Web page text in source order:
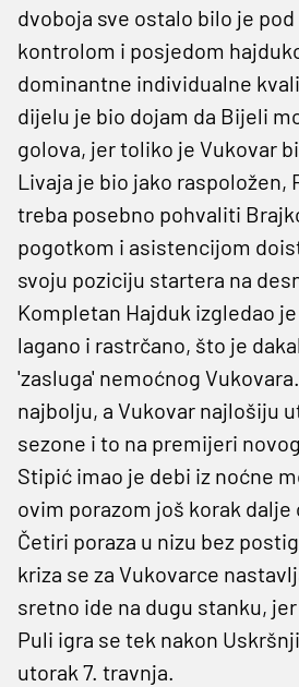
dvoboja sve ostalo bilo je
kontrolom i posjedom
dominantne individualne
dijelu je bio dojam da Bijeli
golova, jer toliko je Vukovar
Livaja je bio jako raspoložen,
treba posebno pohvaliti
pogotkom i asistencijom
svoju poziciju startera na
Kompletan Hajduk izgledao
lagano i rastrčano, što je
'zasluga' nemoćnog
najbolju, a Vukovar najlošiju
sezone i to na premijeri
Stipić imao je debi iz noćne
ovim porazom još korak dalje
Četiri poraza u nizu bez
kriza se za Vukovarce
sretno ide na dugu stanku,
Puli igra se tek nakon
utorak 7. travnja.